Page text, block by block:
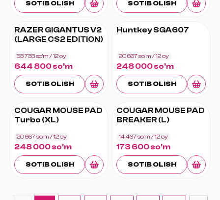
SOTIB OLISH SOTIB OLISH
RAZER GIGANTUS V2
(LARGE CS2 EDITION)
53 733 so'm / 12oy
644 800 so'm
SOTIB OLISH
Huntkey SGA607
20 667 so'm / 12oy
248 000 so'm
SOTIB OLISH
COUGAR MOUSE PAD
Turbo (XL)
20 667 so'm / 12oy
248 000 so'm
SOTIB OLISH
COUGAR MOUSE PAD
BREAKER (L)
14 467 so'm / 12oy
173 600 so'm
SOTIB OLISH